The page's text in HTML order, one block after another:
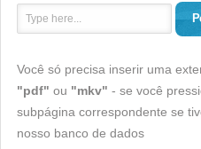
Você só precisa inserir uma
"pdf" ou "mkv" - se você
subpágina correspondente se
nosso banco de dados